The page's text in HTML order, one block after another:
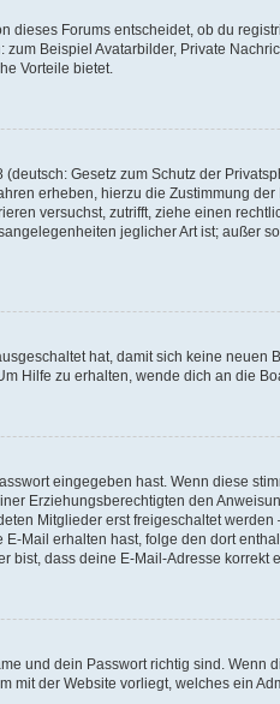
Forums entscheidet, ob du
Beispiel Avatarbilder, Private
Vorteile bietet.
Gesetz zum Schutz der
erheben, hierzu die Zustimmung
versuchst, zutrifft, ziehe einen
jeglicher Art ist; außer
hat, damit sich keine
Hilfe zu erhalten, wende dich an die
eingegeben hast. Wenn diese
Erziehungsberechtigten den
Mitglieder erst freigeschaltet
Mail erhalten hast, folge den dort
dass deine E-Mail-Adresse korrekt
und dein Passwort richtig sind.
der Website vorliegt, welches ein